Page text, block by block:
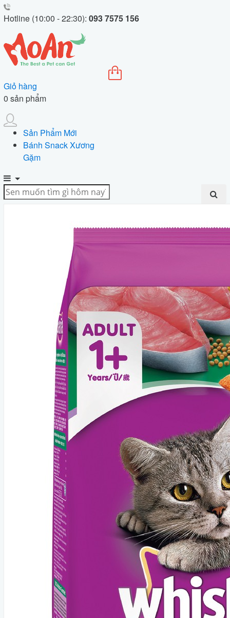
Hotline (10:00 - 22:30): 093 7575 156
Giỏ hàng
0 sản phẩm
Sản Phẩm Mới
Bánh Snack Xương
Gặm